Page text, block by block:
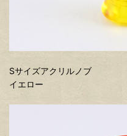
Sサイズアクリルノブ
イエロー